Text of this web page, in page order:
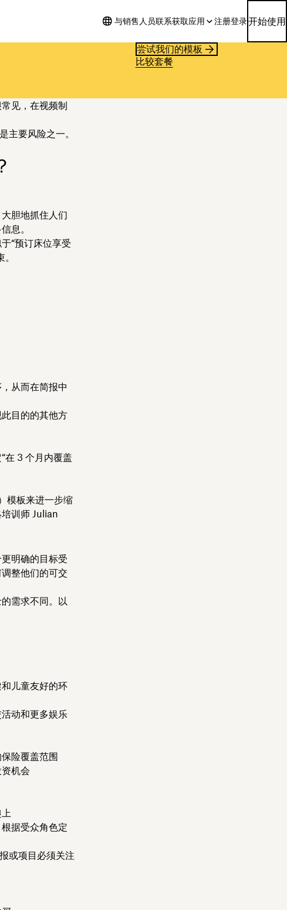
与销售人员联系获取应用 注册登录开始使用
尝试我们的模板
比较套餐
见，在视频制
要风险之一。
胆地抓住人们
息。
“预订床位享受
从而在简报中
目的的其他方
在 3 个月内覆盖
模板来进一步缩
训师 Julian
明确的目标受
整他们的可交
需求不同。以
儿童友好的环
动和更多娱乐
险覆盖范围
机会
据受众角色定
或项目必须关注